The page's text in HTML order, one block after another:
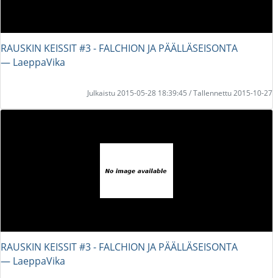
RAUSKIN KEISSIT #3 - FALCHION JA PÄÄLLÄSEISONTA
― LaeppaVika
Julkaistu 2015-05-28 18:39:45 / Tallennettu 2015-10-27
RAUSKIN KEISSIT #3 - FALCHION JA PÄÄLLÄSEISONTA
― LaeppaVika